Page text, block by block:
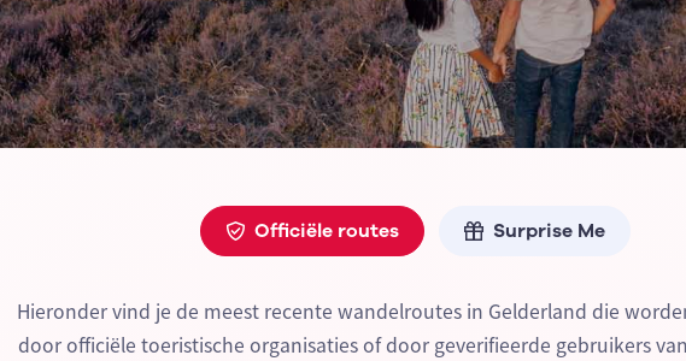
Officiële routes Surprise Me
Hieronder vind je de meest recente wandelroutes in Gelderland die
door officiële toeristische organisaties of door geverifieerde gebruikers